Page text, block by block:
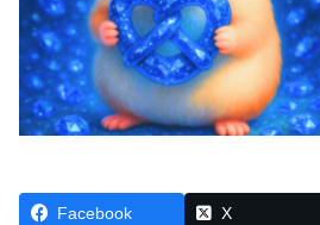
Facebook X